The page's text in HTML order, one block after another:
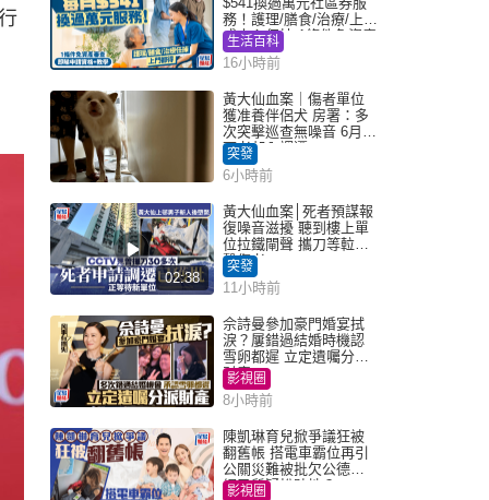
務！護理/膳食/治療/上門
或中心任揀 1條件免資產
審查（附申請資格及教
學）
生活百科
16小時前
黃大仙血案｜傷者單位
獲准養伴侶犬 房署：多
次突擊巡查無噪音 6月批
死者邨內調遷
突發
6小時前
02:38
黃大仙血案│死者預謀報
復噪音滋擾 聽到樓上單
位拉鐵閘聲 攜刀等𨋢伏
擊傷者
突發
11小時前
佘詩曼參加豪門婚宴拭
淚？屢錯過結婚時機認
雪卵都遲 立定遺囑分派
財產
影視圈
8小時前
陳凱琳育兒掀爭議狂被
翻舊帳 搭電車霸位再引
公關災難被批欠公德心
網民質疑扮貼地？
影視圈